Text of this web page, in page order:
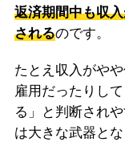
返済期間中も収
されるのです。
たとえ収入がや
雇用だったりし
る」と判断され
は大きな武器とな